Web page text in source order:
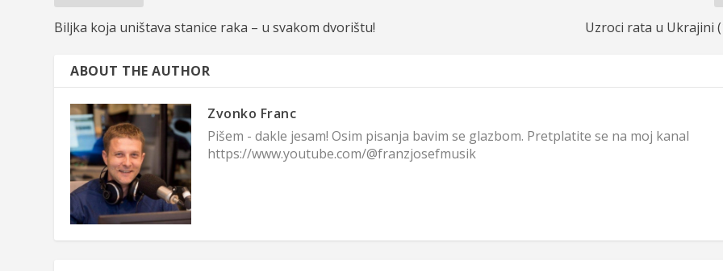
Biljka koja uništava stanice raka – u svakom dvorištu! Uzroci rata u Ukrajini
ABOUT THE AUTHOR
Zvonko Franc
Pišem - dakle jesam! Osim pisanja bavim se glazbom. Pretplatite se na moj kanal
https://www.youtube.com/@franzjosefmusik